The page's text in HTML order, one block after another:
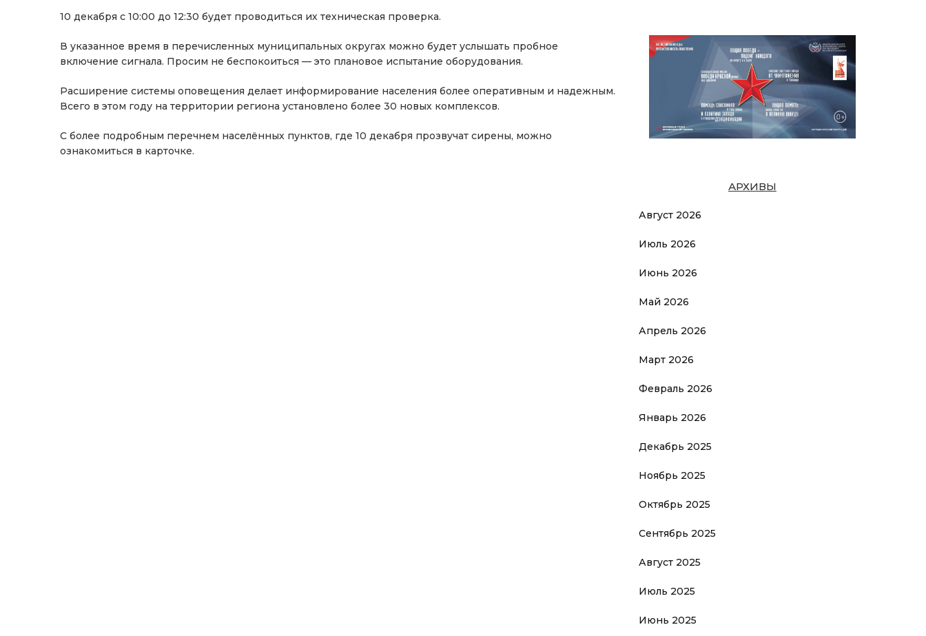
10 декабря с 10:00 до 12:30 будет проводиться их техническая проверка.
В указанное время в перечисленных муниципальных округах можно будет услышать пробное
включение сигнала. Просим не беспокоиться — это плановое испытание оборудования.
Расширение системы оповещения делает информирование населения более оперативным и надежным.
Всего в этом году на территории региона установлено более 30 новых комплексов.
С более подробным перечнем населённых пунктов, где 10 декабря прозвучат сирены, можно
ознакомиться в карточке.
АРХИВЫ
Август 2026
Июль 2026
Июнь 2026
Май 2026
Апрель 2026
Март 2026
Февраль 2026
Январь 2026
Декабрь 2025
Ноябрь 2025
Октябрь 2025
Сентябрь 2025
Август 2025
Июль 2025
Июнь 2025